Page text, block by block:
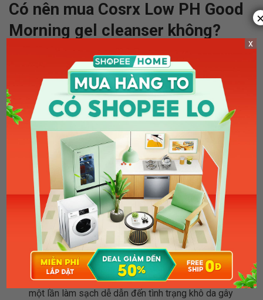
Có nên mua Cosrx Low PH Good
Morning gel cleanser không?
Gần đây, có khá nhiều cuộc tranh luận trên mạng xã hội giữa
các beauty vlogger về công dụng của sữa rửa mặt Cosrx.
Một số người đưa ra ý kiến rằng dòng sản phẩm này gây
kích ứng cho da. Điều này thực sự có đúng không? Hãy cùng
Shopee Blog tìm hiểu ngay sau đây!
Dùng sữa rửa mặt Cosrx có bị kích ứng
không?
Theo như các Beauty Blogger hàng đầu đã test qua và sử
dụng trong thời gian cụ thểreview sữa rửa mặt Cosrx
kích ứng có thể do một số nguyên nhân sau:
Cơ địa:Dị ứng và không phù hợp với một số thành phần
trong sản phẩm
Cách sử dụng:Sử dụng quá nhiều sữa rửa mặt trong
một lần làm sạch dễ dẫn đến tình trạng khô da gây
x